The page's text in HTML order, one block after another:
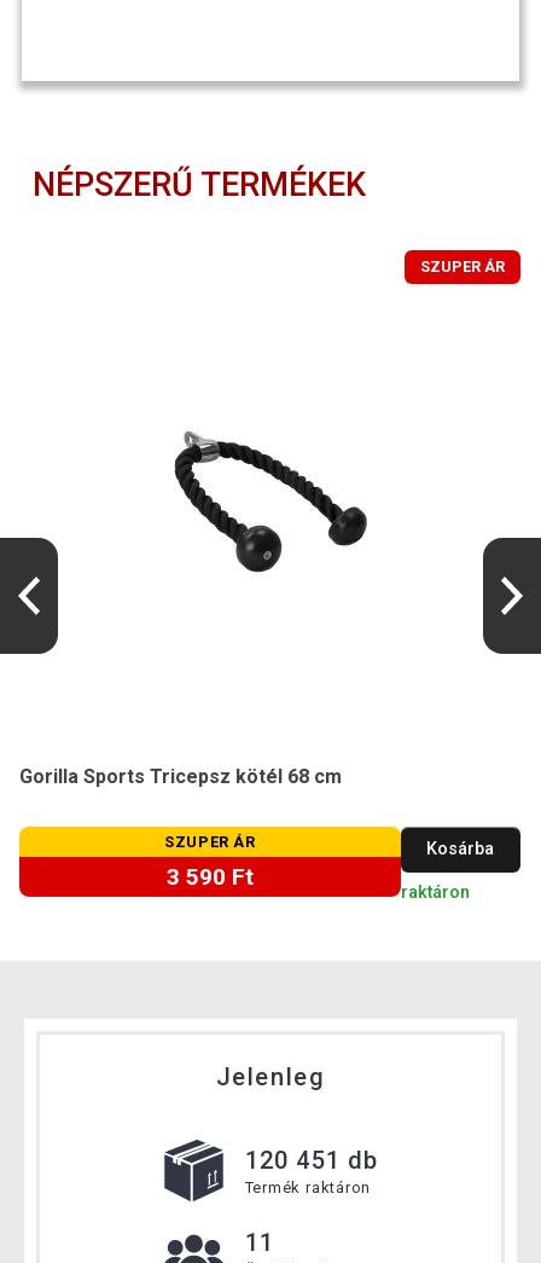
NÉPSZERŰ TERMÉKEK
SZUPER ÁR
Gorilla Sports Tricepsz kötél 68 cm
SZUPER ÁR
3 590 Ft
Kosárba
raktáron
Jelenleg
120 451 db
Termék raktáron
11